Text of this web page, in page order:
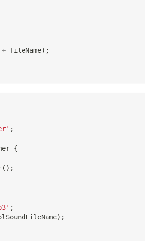
+ fileName) ;
;
{
( ) ;
;
) ;